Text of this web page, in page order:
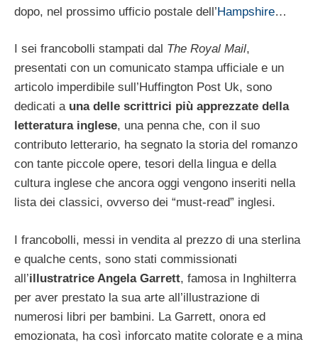
dopo, nel prossimo ufficio postale dell’Hampshire…
I sei francobolli stampati dal The Royal Mail,
presentati con un comunicato stampa ufficiale e un
articolo imperdibile sull’Huffington Post Uk, sono
dedicati a una delle scrittrici più apprezzate della
letteratura inglese, una penna che, con il suo
contributo letterario, ha segnato la storia del romanzo
con tante piccole opere, tesori della lingua e della
cultura inglese che ancora oggi vengono inseriti nella
lista dei classici, ovverso dei “must-read” inglesi.
I francobolli, messi in vendita al prezzo di una sterlina
e qualche cents, sono stati commissionati
all’illustratrice Angela Garrett, famosa in Inghilterra
per aver prestato la sua arte all’illustrazione di
numerosi libri per bambini. La Garrett, onora ed
emozionata, ha così inforcato matite colorate e a mina